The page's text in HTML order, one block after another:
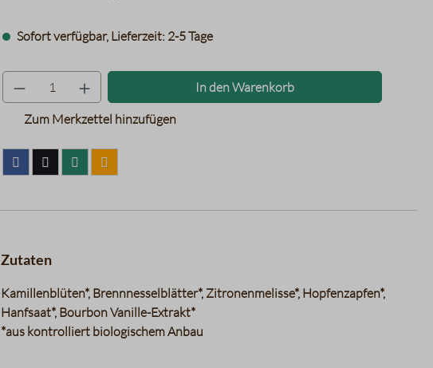
Sofort verfügbar, Lieferzeit: 2-5 Tage
Produkt Anzahl: Gib den gewünschten
In den Warenkorb
Zum Merkzettel hinzufügen
Zutaten
Kamillenblüten*, Brennnesselblätter*, Zitronenmelisse*, Hopfenzapfen*,
Hanfsaat*, Bourbon Vanille-Extrakt*
*aus kontrolliert biologischem Anbau